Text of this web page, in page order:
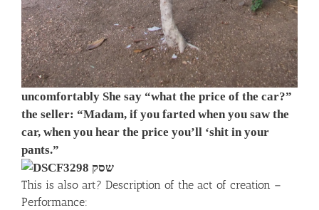
uncomfortably She say “what the price of the car?”
the seller: “Madam, if you farted when you saw the
car, when you hear the price you’ll ‘shit in your
pants.”
This is also art? Description of the act of creation –
Performance: